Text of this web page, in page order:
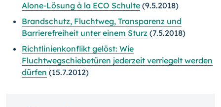
Alone-Lösung à la ECO Schulte (9.5.2018)
Brandschutz, Fluchtweg, Transparenz und
Barrierefreiheit unter einem Sturz (7.5.2018)
Richtlinienkonflikt gelöst: Wie
Fluchtwegschiebetüren jederzeit verriegelt werden
dürfen (15.7.2012)